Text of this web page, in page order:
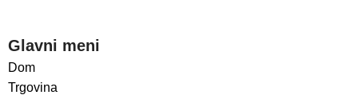
Glavni meni
Dom
Trgovina